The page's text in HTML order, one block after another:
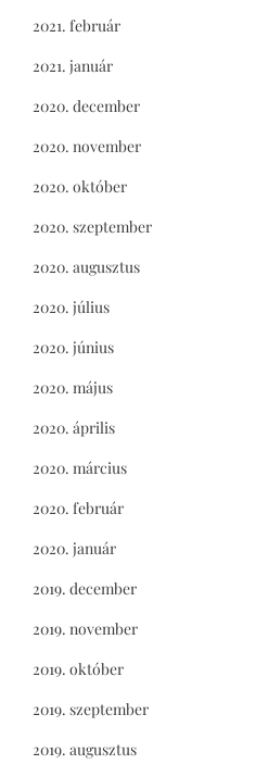
2021. február
2021. január
2020. december
2020. november
2020. október
2020. szeptember
2020. augusztus
2020. július
2020. június
2020. május
2020. április
2020. március
2020. február
2020. január
2019. december
2019. november
2019. október
2019. szeptember
2019. augusztus